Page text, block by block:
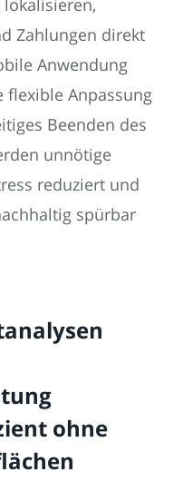
Zahlungen direkt
Anwendung
flexible Anpassung
Beenden des
unnötige
reduziert und
spürbar
ohne